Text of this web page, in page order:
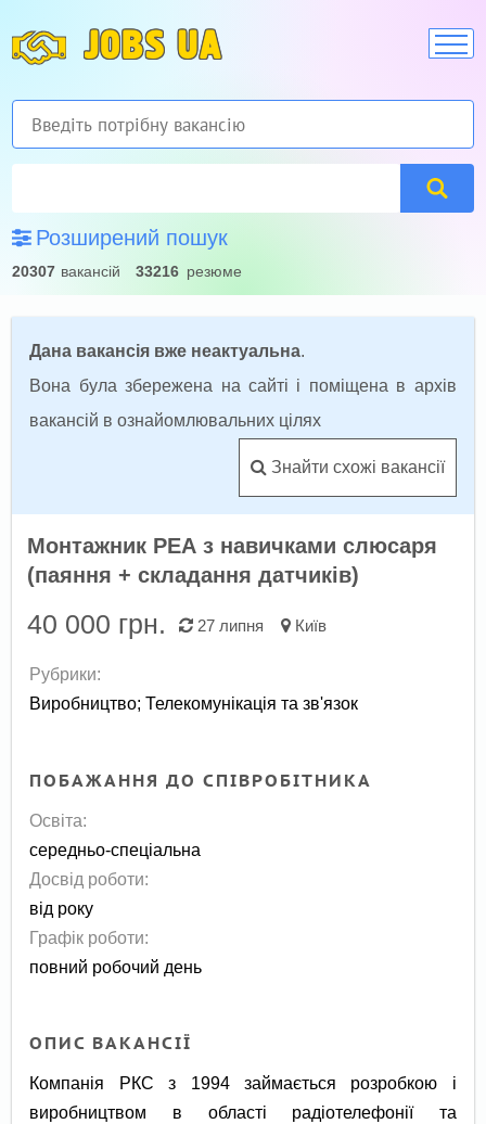
JOBS UA
Розширений пошук
20307 вакансій 33216 резюме
Дана вакансія вже неактуальна.
Вона була збережена на сайті і поміщена в архів
вакансій в ознайомлювальних цілях
Знайти схожі вакансії
Монтажник РЕА з навичками слюсаря
(паяння + складання датчиків)
40 000 грн. 27 липня Київ
Рубрики:
Виробництво;Телекомунікація та зв'язок
ПОБАЖАННЯ ДО СПІВРОБІТНИКА
Освіта:
середньо-спеціальна
Досвід роботи:
від року
Графік роботи:
повний робочий день
ОПИС ВАКАНСІЇ
Компанія РКС з 1994 займається розробкою і
виробництвом в області радіотелефонії та